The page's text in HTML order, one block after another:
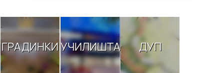
ГРАДИНКИУЧИЛИШТА ДУП